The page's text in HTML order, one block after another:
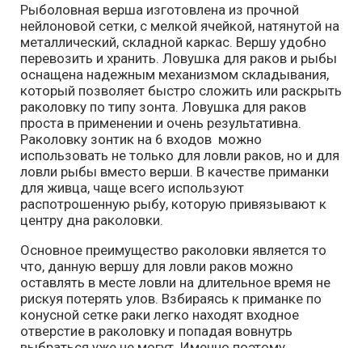
Рыболовная верша изготовлена из прочной
нейлоновой сетки, с мелкой ячейкой, натянутой на
металлический, складной каркас. Вершу удобно
перевозить и хранить. Ловушка для раков и рыбы
оснащена надежным механизмом складывания,
который позволяет быстро сложить или раскрыть
раколовку по типу зонта. Ловушка для раков
проста в применении и очень результативна.
Раколовку зонтик на 6 входов можно
использовать не только для ловли раков, но и для
ловли рыбы вместо верши. В качестве приманки
для живца, чаще всего используют
распотрошенную рыбу, которую привязывают к
центру дна раколовки.
Основное преимущество раколовки является то
что, данную вершу для ловли раков можно
оставлять в месте ловли на длительное время не
рискуя потерять улов. Взбираясь к приманке по
конусной сетке раки легко находят входное
отверстие в раколовку и попадая вовнутрь